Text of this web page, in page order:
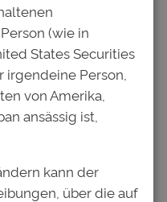
und Studenten
optimistisch
aber eine hohe
61 Prozent
Stress zu
zu haben, 60
Mehr als
zu
Out zu erleiden.
(wie in
States Securities
Person,
von Amerika,
ansässig ist,
kann der
über die auf